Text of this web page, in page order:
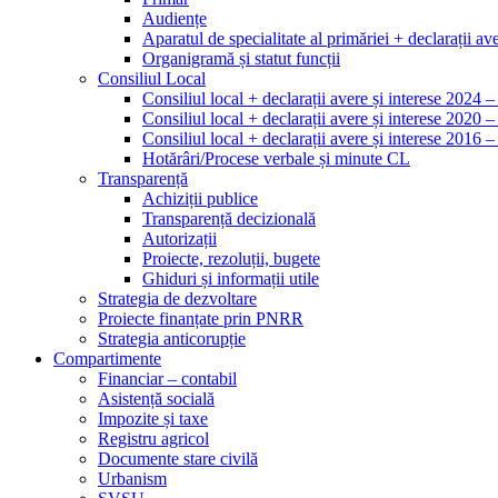
Audiențe
Aparatul de specialitate al primăriei + declarații
Organigramă și statut funcții
Consiliul Local
Consiliul local + declarații avere și interese 2024
Consiliul local + declarații avere și interese 2020
Consiliul local + declarații avere și interese 2016
Hotărâri/Procese verbale și minute CL
Transparență
Achiziții publice
Transparență decizională
Autorizații
Proiecte, rezoluții, bugete
Ghiduri și informații utile
Strategia de dezvoltare
Proiecte finanțate prin PNRR
Strategia anticorupție
Compartimente
Financiar – contabil
Asistență socială
Impozite și taxe
Registru agricol
Documente stare civilă
Urbanism